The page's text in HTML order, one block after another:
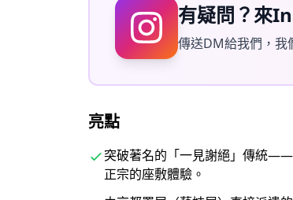
有疑問？來
傳送DM給我們，我
亮點
突破著名的「一見謝絕」傳統——
正宗的座敷體驗。